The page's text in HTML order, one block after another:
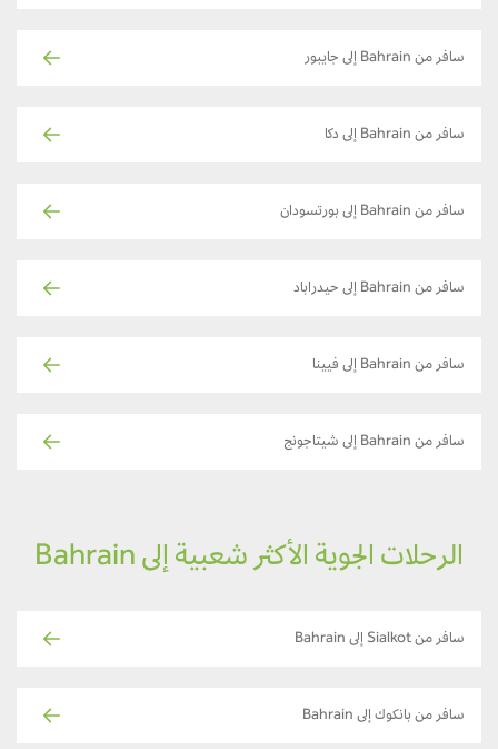
سافر من Bahrain إلى جايبور
سافر من Bahrain إلى دكا
سافر من Bahrain إلى بورتسودان
سافر من Bahrain إلى حيدراباد
سافر من Bahrain إلى فيينا
سافر من Bahrain إلى شيتاجونج
الرحلات الجوية الأكثر شعبية إلى Bahrain
سافر من Sialkot إلى Bahrain
سافر من بانكوك إلى Bahrain